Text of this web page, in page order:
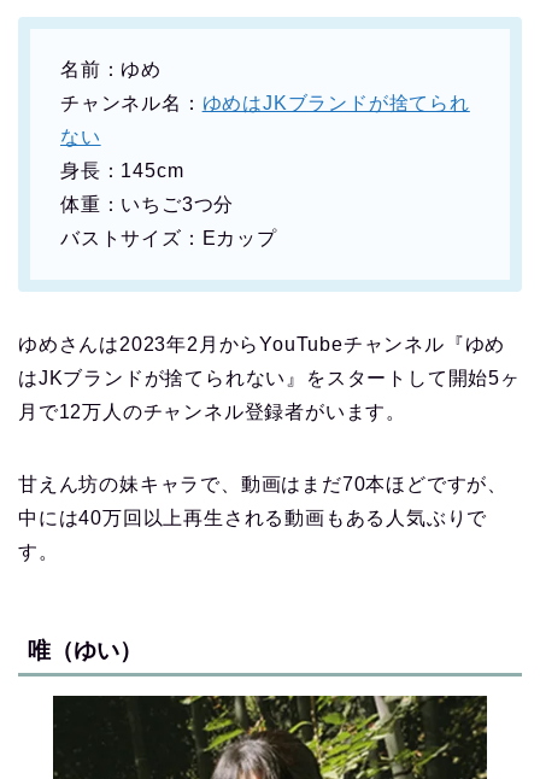
名前：ゆめ
チャンネル名： ゆめはJKブランドが捨てられ
ない
身長：145cm
体重：いちご3つ分
バストサイズ：Eカップ
ゆめさんは2023年2月からYouTubeチャンネル『ゆめ
はJKブランドが捨てられない』をスタートして開始5ヶ
月で12万人のチャンネル登録者がいます。
甘えん坊の妹キャラで、動画はまだ70本ほどですが、
中には40万回以上再生される動画もある人気ぶりで
す。
唯（ゆい）